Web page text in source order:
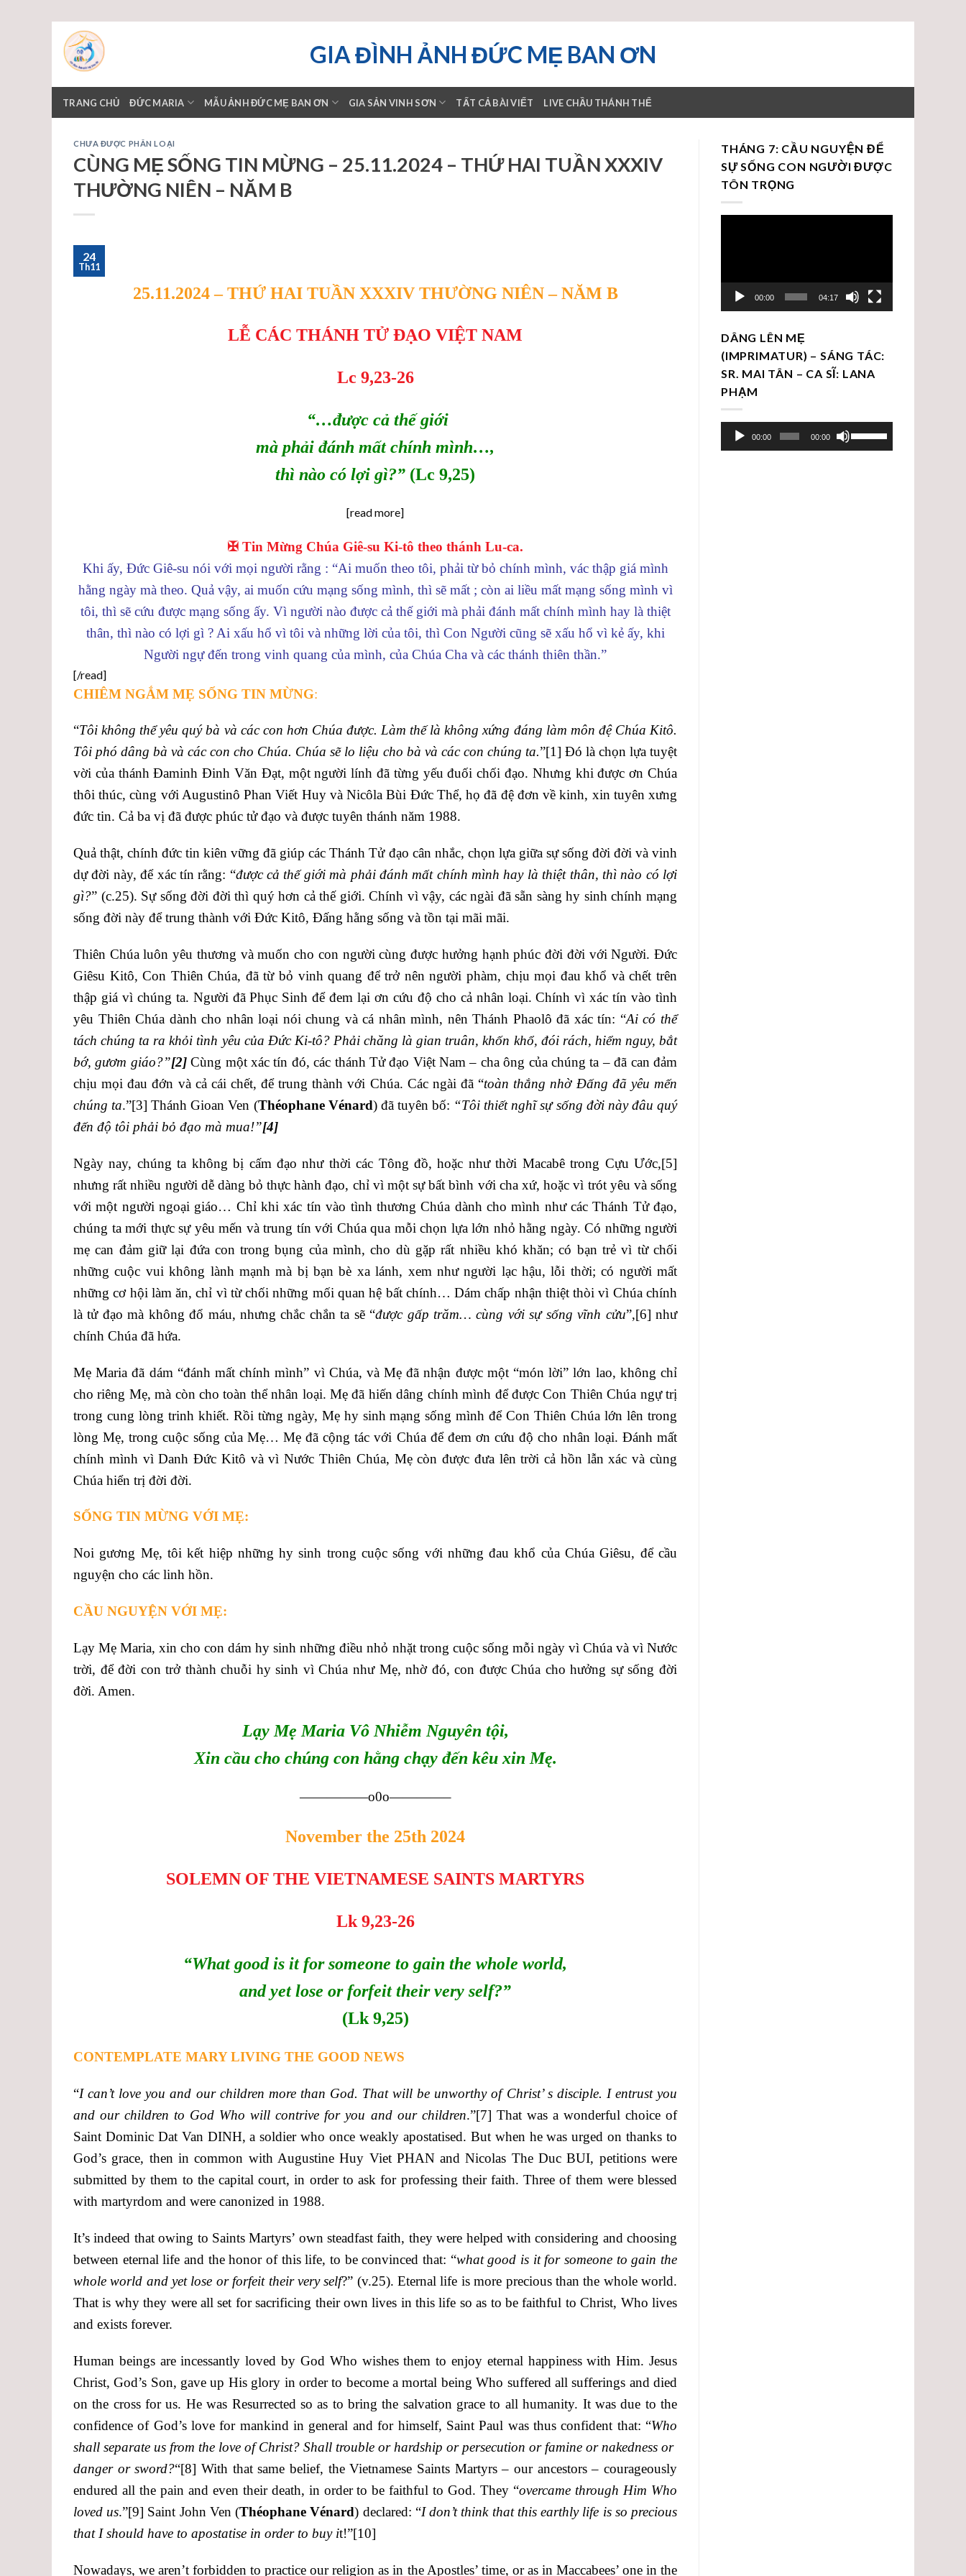
content
GIA ĐÌNH ẢNH ĐỨC MẸ BAN ƠN
TRANG CHỦ ĐỨC MARIA MẪU ẢNH ĐỨC MẸ BAN ƠN GIA SẢN VINH SƠN TẤT CẢ BÀI VIẾT LIVE CHẦU THÁNH THỂ
CHƯA ĐƯỢC PHÂN LOẠI
CÙNG MẸ SỐNG TIN MỪNG – 25.11.2024 – THỨ HAI TUẦN XXXIV
THƯỜNG NIÊN – NĂM B
24
Th11
25.11.2024 – THỨ HAI TUẦN XXXIV THƯỜNG NIÊN – NĂM B
LỄ CÁC THÁNH TỬ ĐẠO VIỆT NAM
Lc 9,23-26
“…được cả thế giới
mà phải đánh mất chính mình…,
thì nào có lợi gì?” (Lc 9,25)
[read more]
✠ Tin Mừng Chúa Giê-su Ki-tô theo thánh Lu-ca.
Khi ấy, Đức Giê-su nói với mọi người rằng : “Ai muốn theo tôi, phải từ bỏ chính mình, vác thập giá mình
hằng ngày mà theo. Quả vậy, ai muốn cứu mạng sống mình, thì sẽ mất ; còn ai liều mất mạng sống mình vì
tôi, thì sẽ cứu được mạng sống ấy. Vì người nào được cả thế giới mà phải đánh mất chính mình hay là thiệt
thân, thì nào có lợi gì ? Ai xấu hổ vì tôi và những lời của tôi, thì Con Người cũng sẽ xấu hổ vì kẻ ấy, khi
Người ngự đến trong vinh quang của mình, của Chúa Cha và các thánh thiên thần.”
[/read]
CHIÊM NGẮM MẸ SỐNG TIN MỪNG:
“Tôi không thể yêu quý bà và các con hơn Chúa được. Làm thế là không xứng đáng làm môn đệ Chúa Kitô.
Tôi phó dâng bà và các con cho Chúa. Chúa sẽ lo liệu cho bà và các con chúng ta.”[1] Đó là chọn lựa tuyệt
vời của thánh Đaminh Đinh Văn Đạt, một người lính đã từng yếu đuối chối đạo. Nhưng khi được ơn Chúa
thôi thúc, cùng với Augustinô Phan Viết Huy và Nicôla Bùi Đức Thể, họ đã đệ đơn về kinh, xin tuyên xưng
đức tin. Cả ba vị đã được phúc tử đạo và được tuyên thánh năm 1988.
Quả thật, chính đức tin kiên vững đã giúp các Thánh Tử đạo cân nhắc, chọn lựa giữa sự sống đời đời và vinh
dự đời này, để xác tín rằng: “được cả thế giới mà phải đánh mất chính mình hay là thiệt thân, thì nào có lợi
gì?” (c.25). Sự sống đời đời thì quý hơn cả thế giới. Chính vì vậy, các ngài đã sẵn sàng hy sinh chính mạng
sống đời này để trung thành với Đức Kitô, Đấng hằng sống và tồn tại mãi mãi.
Thiên Chúa luôn yêu thương và muốn cho con người cùng được hưởng hạnh phúc đời đời với Người. Đức
Giêsu Kitô, Con Thiên Chúa, đã từ bỏ vinh quang để trở nên người phàm, chịu mọi đau khổ và chết trên
thập giá vì chúng ta. Người đã Phục Sinh để đem lại ơn cứu độ cho cả nhân loại. Chính vì xác tín vào tình
yêu Thiên Chúa dành cho nhân loại nói chung và cá nhân mình, nên Thánh Phaolô đã xác tín: “Ai có thể
tách chúng ta ra khỏi tình yêu của Đức Ki-tô? Phải chăng là gian truân, khốn khổ, đói rách, hiểm nguy, bắt
bớ, gươm giáo?”[2]Cùng một xác tín đó, các thánh Tử đạo Việt Nam – cha ông của chúng ta – đã can đảm
chịu mọi đau đớn và cả cái chết, để trung thành với Chúa. Các ngài đã “toàn thắng nhờ Đấng đã yêu mến
chúng ta.”[3] Thánh Gioan Ven (Théophane Vénard) đã tuyên bố: “Tôi thiết nghĩ sự sống đời này đâu quý
đến độ tôi phải bỏ đạo mà mua!”[4]
Ngày nay, chúng ta không bị cấm đạo như thời các Tông đồ, hoặc như thời Macabê trong Cựu Ước,[5]
nhưng rất nhiều người dễ dàng bỏ thực hành đạo, chỉ vì một sự bất bình với cha xứ, hoặc vì trót yêu và sống
với một người ngoại giáo… Chỉ khi xác tín vào tình thương Chúa dành cho mình như các Thánh Tử đạo,
chúng ta mới thực sự yêu mến và trung tín với Chúa qua mỗi chọn lựa lớn nhỏ hằng ngày. Có những người
mẹ can đảm giữ lại đứa con trong bụng của mình, cho dù gặp rất nhiều khó khăn; có bạn trẻ vì từ chối
những cuộc vui không lành mạnh mà bị bạn bè xa lánh, xem như người lạc hậu, lỗi thời; có người mất
những cơ hội làm ăn, chỉ vì từ chối những mối quan hệ bất chính… Dám chấp nhận thiệt thòi vì Chúa chính
là tử đạo mà không đổ máu, nhưng chắc chắn ta sẽ “được gấp trăm… cùng với sự sống vĩnh cửu”,[6] như
chính Chúa đã hứa.
Mẹ Maria đã dám “đánh mất chính mình” vì Chúa, và Mẹ đã nhận được một “món lời” lớn lao, không chỉ
cho riêng Mẹ, mà còn cho toàn thể nhân loại. Mẹ đã hiến dâng chính mình để được Con Thiên Chúa ngự trị
trong cung lòng trinh khiết. Rồi từng ngày, Mẹ hy sinh mạng sống mình để Con Thiên Chúa lớn lên trong
lòng Mẹ, trong cuộc sống của Mẹ… Mẹ đã cộng tác với Chúa để đem ơn cứu độ cho nhân loại. Đánh mất
chính mình vì Danh Đức Kitô và vì Nước Thiên Chúa, Mẹ còn được đưa lên trời cả hồn lẫn xác và cùng
Chúa hiển trị đời đời.
SỐNG TIN MỪNG VỚI MẸ:
Noi gương Mẹ, tôi kết hiệp những hy sinh trong cuộc sống với những đau khổ của Chúa Giêsu, để cầu
nguyện cho các linh hồn.
CẦU NGUYỆN VỚI MẸ:
Lạy Mẹ Maria, xin cho con dám hy sinh những điều nhỏ nhặt trong cuộc sống mỗi ngày vì Chúa và vì Nước
trời, để đời con trở thành chuỗi hy sinh vì Chúa như Mẹ, nhờ đó, con được Chúa cho hưởng sự sống đời
đời. Amen.
Lạy Mẹ Maria Vô Nhiễm Nguyên tội,
Xin cầu cho chúng con hằng chạy đến kêu xin Mę.
—————o0o————–
November the 25th 2024
SOLEMN OF THE VIETNAMESE SAINTS MARTYRS
Lk 9,23-26
“What good is it for someone to gain the whole world,
and yet lose or forfeit their very self?”
(Lk 9,25)
CONTEMPLATE MARY LIVING THE GOOD NEWS
“I can’t love you and our children more than God. That will be unworthy of Christ’ s disciple. I entrust you
and our children to God Who will contrive for you and our children.”[7] That was a wonderful choice of
Saint Dominic Dat Van DINH, a soldier who once weakly apostatised. But when he was urged on thanks to
God’s grace, then in common with Augustine Huy Viet PHAN and Nicolas The Duc BUI, petitions were
submitted by them to the capital court, in order to ask for professing their faith. Three of them were blessed
with martyrdom and were canonized in 1988.
It’s indeed that owing to Saints Martyrs’ own steadfast faith, they were helped with considering and choosing
between eternal life and the honor of this life, to be convinced that: “what good is it for someone to gain the
whole world and yet lose or forfeit their very self?” (v.25). Eternal life is more precious than the whole world.
That is why they were all set for sacrificing their own lives in this life so as to be faithful to Christ, Who lives
and exists forever.
Human beings are incessantly loved by God Who wishes them to enjoy eternal happiness with Him. Jesus
Christ, God’s Son, gave up His glory in order to become a mortal being Who suffered all sufferings and died
on the cross for us. He was Resurrected so as to bring the salvation grace to all humanity. It was due to the
confidence of God’s love for mankind in general and for himself, Saint Paul was thus confident that: “Who
shall separate us from the love of Christ? Shall trouble or hardship or persecution or famine or nakedness or
danger or sword?“[8] With that same belief, the Vietnamese Saints Martyrs – our ancestors – courageously
endured all the pain and even their death, in order to be faithful to God. They “overcame through Him Who
loved us.”[9] Saint John Ven (Théophane Vénard) declared: “I don’t think that this earthly life is so precious
that I should have to apostatise in order to buy it!”[10]
Nowadays, we aren’t forbidden to practice our religion as in the Apostles’ time, or as in Maccabees’ one in the
THÁNG 7: CẦU NGUYỆN ĐỂ
SỰ SỐNG CON NGƯỜI ĐƯỢC
TÔN TRỌNG
00:00 04:17
DÂNG LÊN MẸ
(IMPRIMATUR) – SÁNG TÁC:
SR. MAI TÂN – CA SĨ: LANA
PHẠM
Trình
chơi
00:00 00:00
dụng